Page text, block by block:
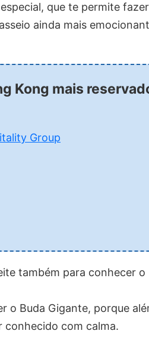
que te permite
ainda mais
Kong mais
Group
também para conhecer o
o Buda Gigante, porque
conhecido com calma.